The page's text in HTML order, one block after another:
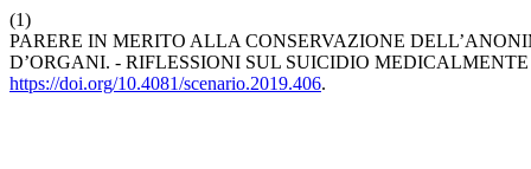
(1)
PARERE IN MERITO ALLA CONSERVAZIONE
D’ORGANI. - RIFLESSIONI SUL SUICIDIO
https://doi.org/10.4081/scenario.2019.406.